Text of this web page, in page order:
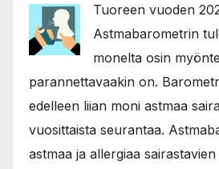
Tuoreen vuoden
Astmabarometrin
monelta osin
parannettavaakin on.
edelleen liian moni astmaa
vuosittaista seurantaa.
astmaa ja allergiaa sairastavien